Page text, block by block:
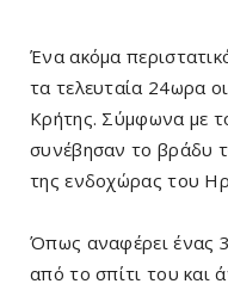
Ένα ακόμα
τα τελευταία 24ωρα
Κρήτης. Σύμφωνα με
συνέβησαν το βράδυ
της ενδοχώρας του
Όπως αναφέρει ένας
από το σπίτι του και